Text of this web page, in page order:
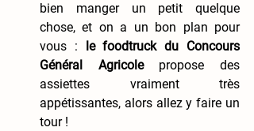
bien manger un petit quelque
chose, et on a un bon plan pour
vous :
le foodtruck du Concours
Général Agricole propose des
assiettes vraiment très
appétissantes, alors allez y faire un
tour !